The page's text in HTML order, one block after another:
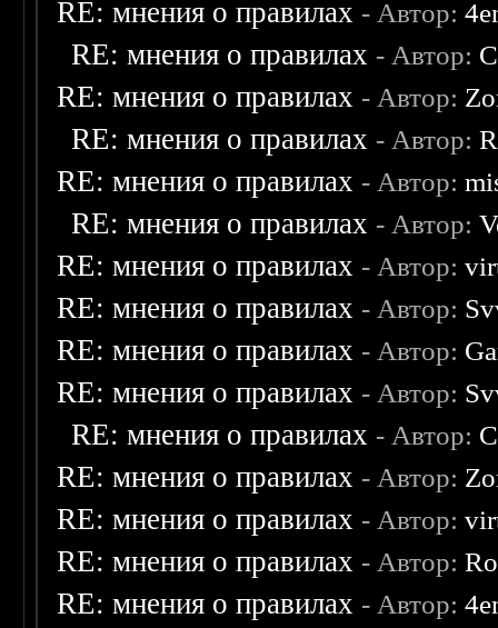
RE: мнения о правилах - Автор:
RE: мнения о правилах - Автор:
RE: мнения о правилах - Автор:
RE: мнения о правилах - Автор:
RE: мнения о правилах - Автор:
RE: мнения о правилах - Автор:
RE: мнения о правилах - Автор:
RE: мнения о правилах - Автор:
RE: мнения о правилах - Автор:
RE: мнения о правилах - Автор:
RE: мнения о правилах - Автор:
RE: мнения о правилах - Автор:
RE: мнения о правилах - Автор:
RE: мнения о правилах - Автор:
RE: мнения о правилах - Автор: